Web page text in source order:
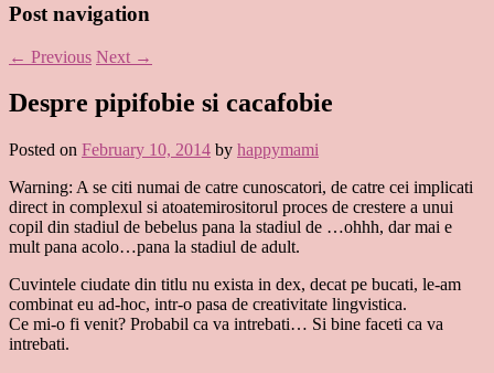
Post navigation
← Previous Next →
Despre pipifobie si cacafobie
Posted on February 10, 2014 by happymami
Warning: A se citi numai de catre cunoscatori, de catre cei implicati
direct in complexul si atoatemirositorul proces de crestere a unui
copil din stadiul de bebelus pana la stadiul de …ohhh, dar mai e
mult pana acolo…pana la stadiul de adult.
Cuvintele ciudate din titlu nu exista in dex, decat pe bucati, le-am
combinat eu ad-hoc, intr-o pasa de creativitate lingvistica.
Ce mi-o fi venit? Probabil ca va intrebati… Si bine faceti ca va
intrebati.